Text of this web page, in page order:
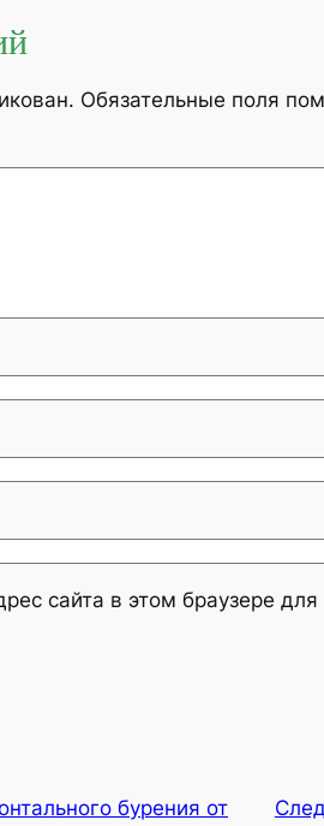
Обязательные поля
сайта в этом браузере
бурения от